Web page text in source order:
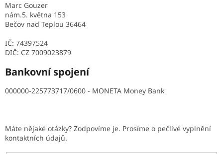
Marc Gouzer
nám.5. května 153
Bečov nad Teplou 36464
IČ: 74397524
DIČ: CZ 7009023879
Bankovní spojení
000000-225773717/0600 - MONETA Money Bank
Máte nějaké otázky? Zodpovíme je. Prosíme o pečlivé vyplnění
kontaktních údajů.